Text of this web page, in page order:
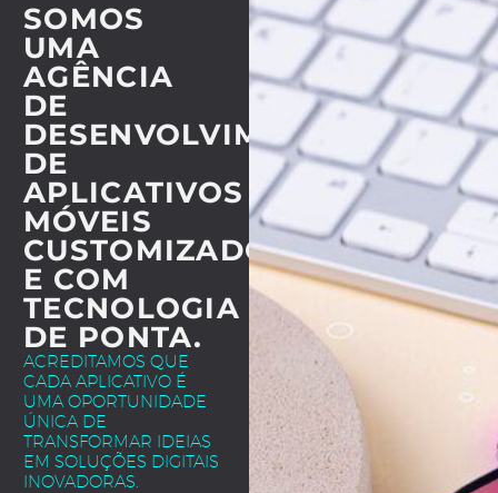
SOMOS
UMA
AGÊNCIA
DE
DESENVOLVIMENTO
DE
APLICATIVOS
MÓVEIS
CUSTOMIZADOS
E COM
TECNOLOGIA
DE PONTA.
ACREDITAMOS QUE
CADA APLICATIVO É
UMA OPORTUNIDADE
ÚNICA DE
TRANSFORMAR IDEIAS
EM SOLUÇÕES DIGITAIS
INOVADORAS.